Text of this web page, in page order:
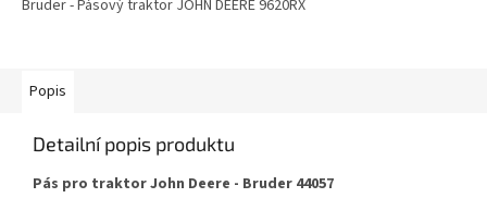
Bruder - Pásový traktor JOHN DEERE 9620RX
Popis
Detailní popis produktu
Pás pro traktor John Deere - Bruder 44057